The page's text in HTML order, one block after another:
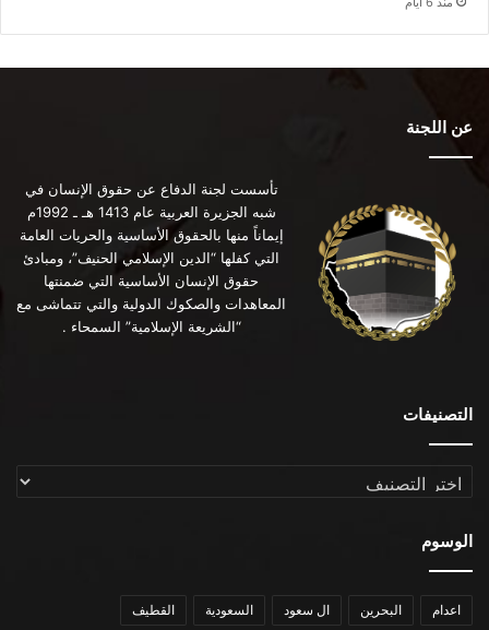
عن اللجنة
تأسست لجنة الدفاع عن حقوق الإنسان في
شبه الجزيرة العربية عام 1413 هـ ـ 1992م
إيماناً منها بالحقوق الأساسية والحريات العامة
التي كفلها “الدين الإسلامي الحنيف”، ومبادئ
حقوق الإنسان الأساسية التي ضمنتها
المعاهدات والصكوك الدولية والتي تتماشى مع
“الشريعة الإسلامية” السمحاء .
التصنيفات
التصنيفات
الوسوم
اعدام البحرين ال سعود السعودية القطيف